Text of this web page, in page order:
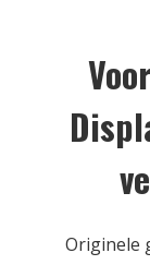
Originele